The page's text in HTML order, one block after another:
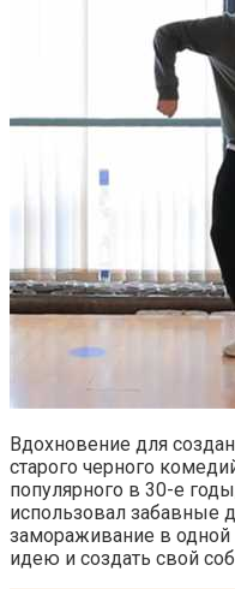
Вдохновение для
старого черного
популярного в 30-е
использовал забавные
замораживание в одной
идею и создать свой